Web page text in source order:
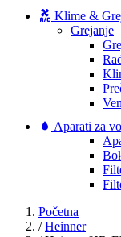
Klime &
Grejanje
Aparati za
Početna
/ Heinner